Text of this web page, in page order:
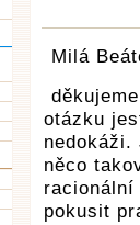
Milá
otázku
něco
pokusit